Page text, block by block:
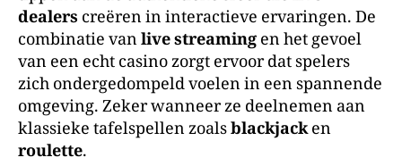
dealers creëren in interactieve ervaringen. De
combinatie van live streaming en het gevoel
van een echt casino zorgt ervoor dat spelers
zich ondergedompeld voelen in een spannende
omgeving. Zeker wanneer ze deelnemen aan
klassieke tafelspellen zoalsblackjacken
roulette.